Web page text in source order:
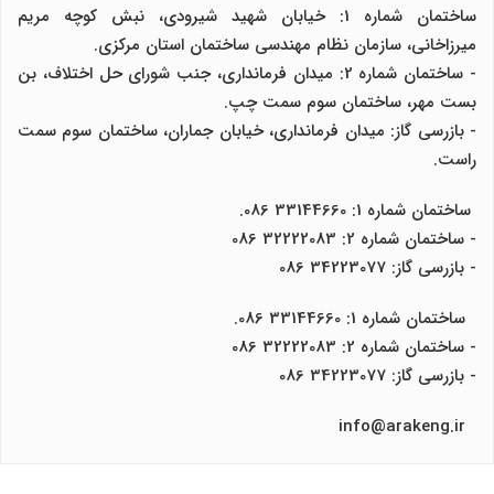
ساختمان شماره 1: خیابان شهید شیرودی، نبش کوچه مریم
میرزاخانی، سازمان نظام مهندسی ساختمان استان مرکزی.
- ساختمان شماره 2: میدان فرمانداری، جنب شورای حل اختلاف، بن
بست مهر، ساختمان سوم سمت چپ.
- بازرسی گاز: میدان فرمانداری، خیابان جماران، ساختمان سوم سمت
راست.
ساختمان شماره 1: 33144660 086.
- ساختمان شماره 2: 32222083 086
- بازرسی گاز: 34223077 086
ساختمان شماره 1: 33144660 086.
- ساختمان شماره 2: 32222083 086
- بازرسی گاز: 34223077 086